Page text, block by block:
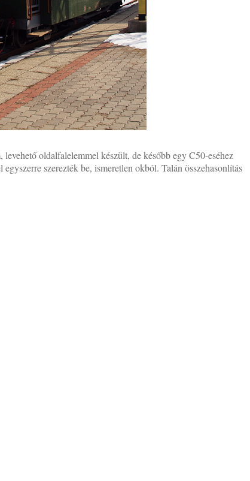
oldalfalelemmel készült, de később egy C50-eséhez
szerezték be, ismeretlen okból. Talán összehasonlítás